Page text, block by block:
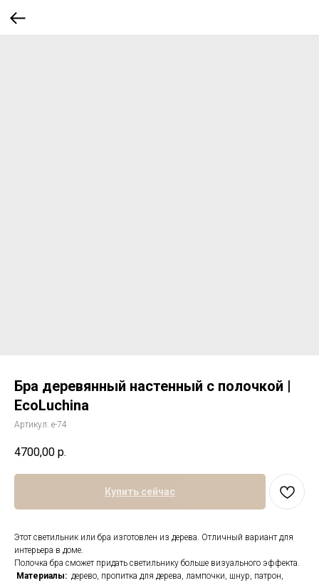
Бра деревянный настенный с полочкой |
EcoLuchina
Артикул: е-74
4700,00 р.
Купить сейчас
Этот светильник или бра изготовлен из дерева. Отличный вариант для
интерьера в доме.
Полочка бра сможет придать светильнику больше визуального эффекта.
Материалы: дерево, пропитка для дерева, лампочки, шнур, патрон,